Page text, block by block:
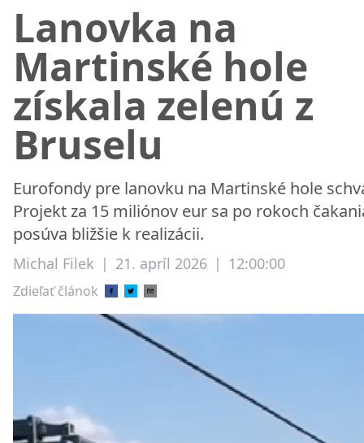
Lanovka na
Martinské hole
získala zelenú z
Bruselu
Eurofondy pre lanovku na Martinské hole
Projekt za 15 miliónov eur sa po rokoch
posúva bližšie k realizácii.
Michal Filek | 21. apríl 2026 | 12:00:00
Zdieľať článok